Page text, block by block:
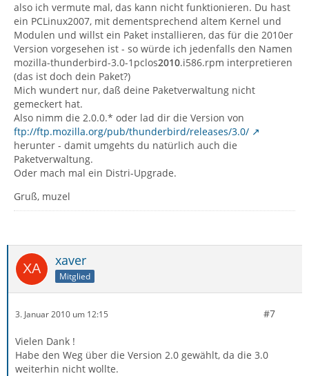
also ich vermute mal, das kann nicht funktionieren. Du hast
ein PCLinux2007, mit dementsprechend altem Kernel und
Modulen und willst ein Paket installieren, das für die 2010er
Version vorgesehen ist - so würde ich jedenfalls den Namen
mozilla-thunderbird-3.0-1pclos2010.i586.rpm interpretieren
(das ist doch dein Paket?)
Mich wundert nur, daß deine Paketverwaltung nicht
gemeckert hat.
Also nimm die 2.0.0.* oder lad dir die Version von
ftp://ftp.mozilla.org/pub/thunderbird/releases/3.0/
herunter - damit umgehts du natürlich auch die
Paketverwaltung.
Oder mach mal ein Distri-Upgrade.
Gruß, muzel
xaver
Mitglied
3. Januar 2010 um 12:15 #7
Vielen Dank !
Habe den Weg über die Version 2.0 gewählt, da die 3.0
weiterhin nicht wollte.